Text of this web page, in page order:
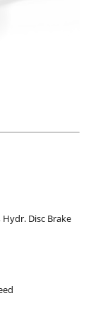
Disc Brake